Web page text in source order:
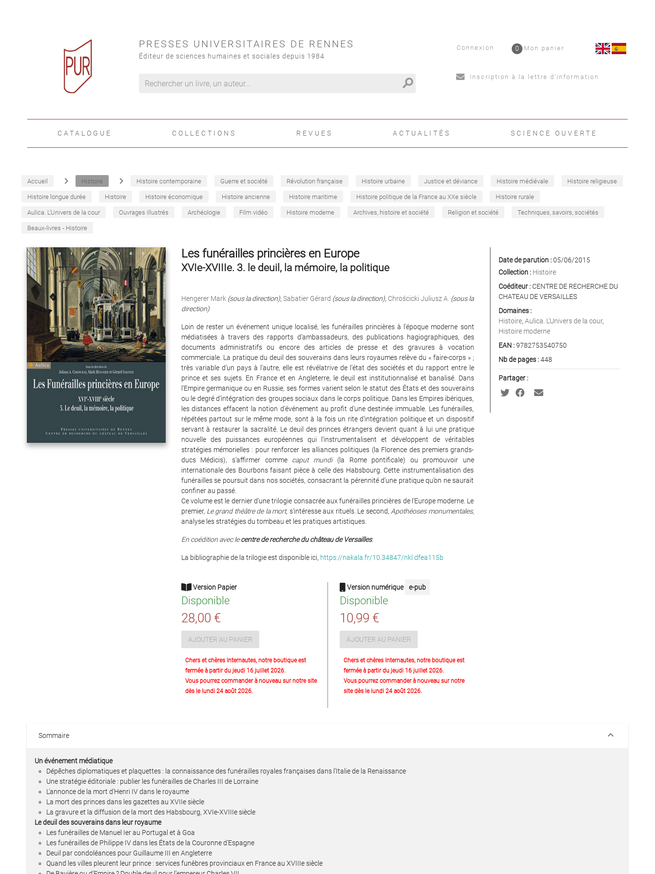
PRESSES UNIVERSITAIRES DE RENNES
Éditeur de sciences humaines et sociales depuis 1984
search
Connexion Mon panier
0
Inscription à la lettre d'information
CATALOGUE COLLECTIONS REVUES ACTUALITÉS SCIENCE OUVERTE
Accueil navigate_next Histoire navigate_next Histoire contemporaine Guerre et société Révolution française Histoire urbaine Justice et déviance Histoire médiévale Histoire religieuse
Histoire longue durée Histoire Histoire économique Histoire ancienne Histoire maritime Histoire politique de la France au XXe siècle Histoire rurale
Aulica. L'Univers de la cour Ouvrages illustrés Archéologie Film vidéo Histoire moderne Archives, histoire et société Religion et société Techniques, savoirs, sociétés
Beaux-livres - Histoire
Les funérailles princières en Europe
XVIe-XVIIIe. 3. le deuil, la mémoire, la politique
Hengerer Mark (sous la direction), Sabatier Gérard (sous la direction), Chrościcki Juliusz A. (sous la
direction)
Loin de rester un événement unique localisé, les funérailles princières à l’époque moderne sont
médiatisées à travers des rapports d’ambassadeurs, des publications hagiographiques, des
documents administratifs ou encore des articles de presse et des gravures à vocation
commerciale. La pratique du deuil des souverains dans leurs royaumes relève du « faire-corps » ;
très variable d’un pays à l’autre, elle est révélatrive de l’état des sociétés et du rapport entre le
prince et ses sujets. En France et en Angleterre, le deuil est institutionnalisé et banalisé. Dans
l’Empire germanique ou en Russie, ses formes varient selon le statut des États et des souverains
ou le degré d’intégration des groupes sociaux dans le corps politique. Dans les Empires ibériques,
les distances effacent la notion d’événement au profit d’une destinée immuable. Les funérailles,
répétées partout sur le même mode, sont à la fois un rite d’intégration politique et un dispositif
servant à restaurer la sacralité. Le deuil des princes étrangers devient quant à lui une pratique
nouvelle des puissances européennes qui l’instrumentalisent et développent de véritables
stratégies mémorielles : pour renforcer les alliances politiques (la Florence des premiers grands-
ducs Médicis), s’affirmer comme caput mundi (la Rome pontificale) ou promouvoir une
internationale des Bourbons faisant pièce à celle des Habsbourg. Cette instrumentalisation des
funérailles se poursuit dans nos sociétés, consacrant la pérennité d’une pratique qu’on ne saurait
confiner au passé.
Ce volume est le dernier d’une trilogie consacrée aux funérailles princières de l’Europe moderne. Le
premier, Le grand théâtre de la mort, s’intéresse aux rituels. Le second, Apothéoses monumentales,
analyse les stratégies du tombeau et les pratiques artistiques.
En coédition avec lecentre de recherche du château de Versailles.
La bibliographie de la trilogie est disponible ici, https://nakala.fr/10.34847/nkl.dfea115b
Version Papier
Disponible
28,00 €
AJOUTER AU PANIER
Chers et chères Internautes, notre boutique est
fermée à partir du jeudi 16 juillet 2026.
Vous pourrez commander à nouveau sur notre site
dès le lundi 24 août 2026.
Version numérique e-pub
Disponible
10,99 €
AJOUTER AU PANIER
Chers et chères Internautes, notre boutique est
fermée à partir du jeudi 16 juillet 2026.
Vous pourrez commander à nouveau sur notre
site dès le lundi 24 août 2026.
Date de parution :05/06/2015
Collection : Histoire
Coéditeur :CENTRE DE RECHERCHE DU
CHATEAU DE VERSAILLES
Domaines :
Histoire, Aulica. L’Univers de la cour,
Histoire moderne
EAN :9782753540750
Nb de pages :448
Partager :
Sommaire keyboard_arrow_down
Un événement médiatique
Dépêches diplomatiques et plaquettes : la connaissance des funérailles royales françaises dans l’Italie de la Renaissance
Une stratégie éditoriale : publier les funérailles de Charles III de Lorraine
L’annonce de la mort d’Henri IV dans le royaume
La mort des princes dans les gazettes au XVIIe siècle
La gravure et la diffusion de la mort des Habsbourg, XVIe-XVIIIe siècle
Le deuil des souverains dans leur royaume
Les funérailles de Manuel Ier au Portugal et à Goa
Les funérailles de Philippe IV dans les États de la Couronne d’Espagne
Deuil par condoléances pour Guillaume III en Angleterre
Quand les villes pleurent leur prince : services funèbres provinciaux en France au XVIIIe siècle